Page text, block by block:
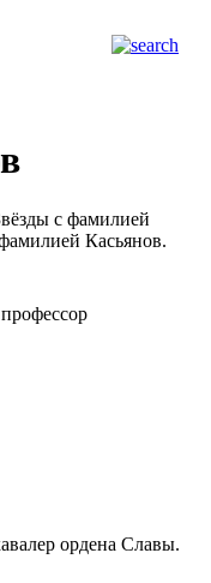
с фамилией
Касьянов.
ордена Славы.